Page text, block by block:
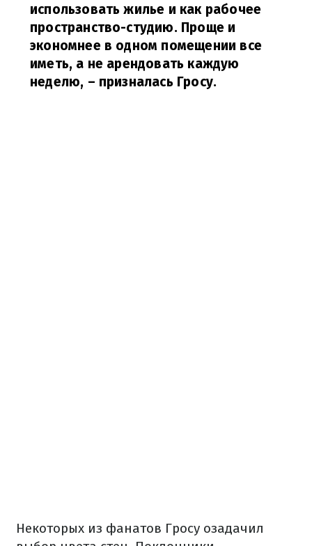
использовать жилье и как рабочее
пространство-студию. Проще и
экономнее в одном помещении все
иметь, а не арендовать каждую
неделю, – призналась Гросу.
Некоторых из фанатов Гросу озадачил